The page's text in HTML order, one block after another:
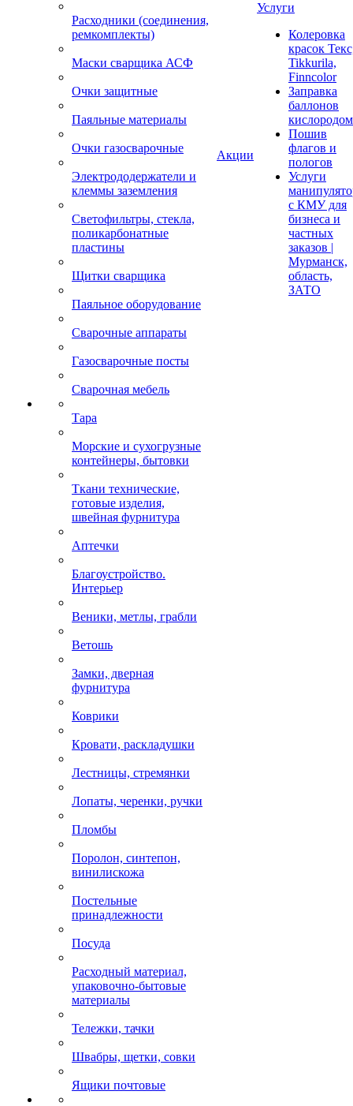
Расходники (соединения,
ремкомплекты)
Маски сварщика АСФ
Очки защитные
Паяльные материалы
Очки газосварочные
Электрододержатели и
клеммы заземления
Светофильтры, стекла,
поликарбонатные
пластины
Щитки сварщика
Паяльное оборудование
Сварочные аппараты
Газосварочные посты
Сварочная мебель
Тара
Морские и сухогрузные
контейнеры, бытовки
Ткани технические,
готовые изделия,
швейная фурнитура
Аптечки
Благоустройство.
Интерьер
Веники, метлы, грабли
Ветошь
Замки, дверная
фурнитура
Коврики
Кровати, раскладушки
Лестницы, стремянки
Лопаты, черенки, ручки
Пломбы
Поролон, синтепон,
винилискожа
Постельные
принадлежности
Посуда
Расходный материал,
упаковочно-бытовые
материалы
Тележки, тачки
Швабры, щетки, совки
Ящики почтовые
Акции
Услуги
Колеровка
красок
Tikkurila,
Finncolor
Заправка
баллонов
кислородом
Пошив
флагов и
пологов
Услуги
с КМУ для
бизнеса и
частных
заказов |
Мурманск,
область,
ЗАТО